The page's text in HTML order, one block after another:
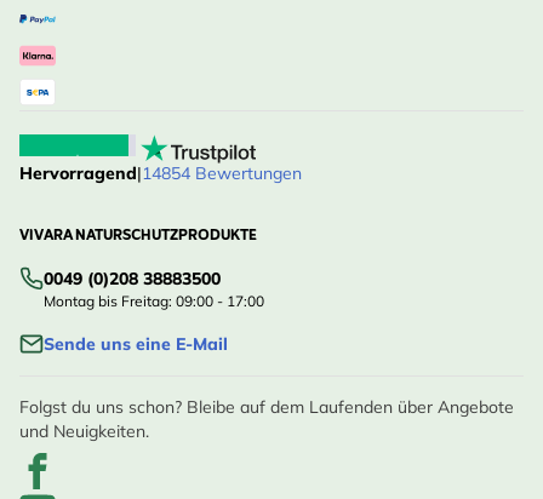
Hervorragend|14854 Bewertungen
VIVARA NATURSCHUTZPRODUKTE
0049 (0)208 38883500
Montag bis Freitag: 09:00 - 17:00
Sende uns eine E-Mail
Folgst du uns schon? Bleibe auf dem Laufenden über Angebote
und Neuigkeiten.